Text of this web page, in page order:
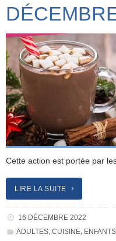
Cette action est portée par
LIRE LA SUITE
16 DÉCEMBRE 2022
ADULTES, CUISINE, ENFANTS